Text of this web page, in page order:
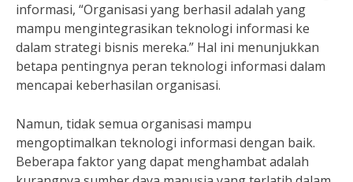
informasi, “Organisasi yang berhasil adalah yang
mampu mengintegrasikan teknologi informasi ke
dalam strategi bisnis mereka.” Hal ini menunjukkan
betapa pentingnya peran teknologi informasi dalam
mencapai keberhasilan organisasi.
Namun, tidak semua organisasi mampu
mengoptimalkan teknologi informasi dengan baik.
Beberapa faktor yang dapat menghambat adalah